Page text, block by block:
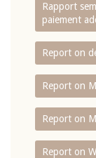
Rapport
paiement
Report on
Report on
Report on
Report on